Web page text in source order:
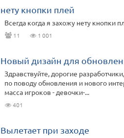
нету кнопки плей
Всегда когда я захожу нету кнопки
11 1 001
Новый дизайн для
Здравствуйте, дорогие
по поводу обновления и нового
масса игроков - девочки-...
401
Вылетает при заходе